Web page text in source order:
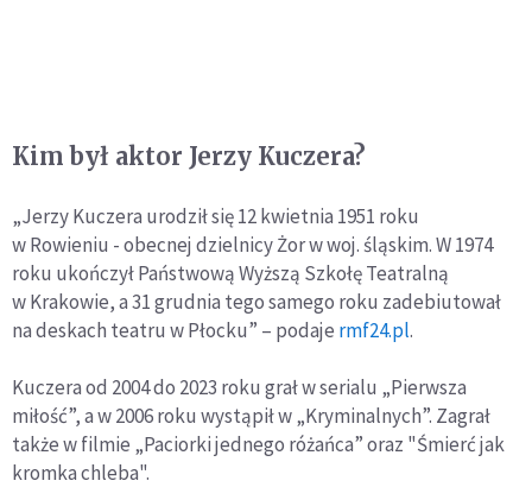
Kim był aktor Jerzy Kuczera?
„Jerzy Kuczera urodził się 12 kwietnia 1951 roku
w Rowieniu - obecnej dzielnicy Żor w woj. śląskim. W 1974
roku ukończył Państwową Wyższą Szkołę Teatralną
w Krakowie, a 31 grudnia tego samego roku zadebiutował
na deskach teatru w Płocku” – podaje rmf24.pl.
Kuczera od 2004 do 2023 roku grał w serialu „Pierwsza
miłość”, a w 2006 roku wystąpił w „Kryminalnych”. Zagrał
także w filmie „Paciorki jednego różańca” oraz "Śmierć jak
kromka chleba".